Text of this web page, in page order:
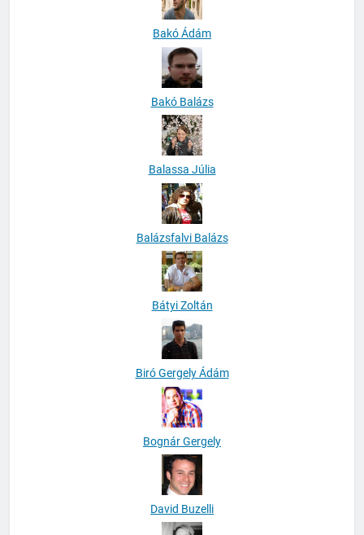
Bakó Ádám
Bakó Balázs
Balassa Júlia
Balázsfalvi Balázs
Bátyi Zoltán
Biró Gergely Ádám
Bognár Gergely
David Buzelli